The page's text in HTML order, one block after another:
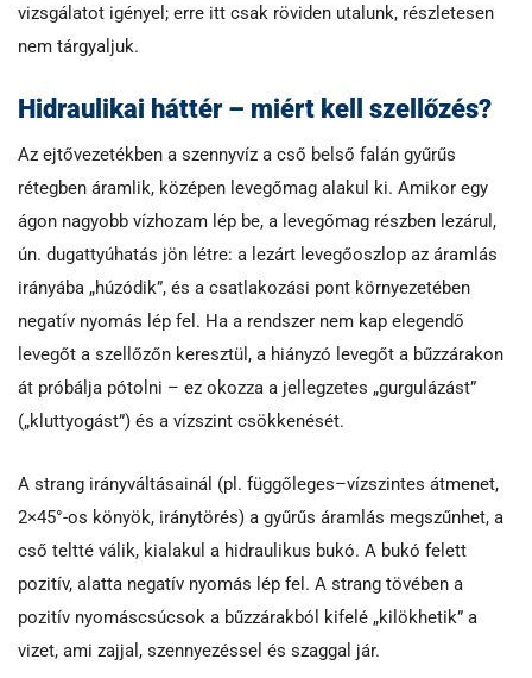
vizsgálatot igényel; erre itt csak röviden utalunk, részletesen
nem tárgyaljuk.
Hidraulikai háttér – miért kell szellőzés?
Az ejtővezetékben a szennyvíz a cső belső falán gyűrűs
rétegben áramlik, középen levegőmag alakul ki. Amikor egy
ágon nagyobb vízhozam lép be, a levegőmag részben lezárul,
ún. dugattyúhatás jön létre: a lezárt levegőoszlop az áramlás
irányába „húzódik”, és a csatlakozási pont környezetében
negatív nyomás lép fel. Ha a rendszer nem kap elegendő
levegőt a szellőzőn keresztül, a hiányzó levegőt a bűzzárakon
át próbálja pótolni – ez okozza a jellegzetes „gurgulázást”
(„kluttyogást”) és a vízszint csökkenését.
A strang irányváltásainál (pl. függőleges–vízszintes átmenet,
2×45°-os könyök, iránytörés) a gyűrűs áramlás megszűnhet, a
cső teltté válik, kialakul a hidraulikus bukó. A bukó felett
pozitív, alatta negatív nyomás lép fel. A strang tövében a
pozitív nyomáscsúcsok a bűzzárakból kifelé „kilökhetik” a
vizet, ami zajjal, szennyezéssel és szaggal jár.